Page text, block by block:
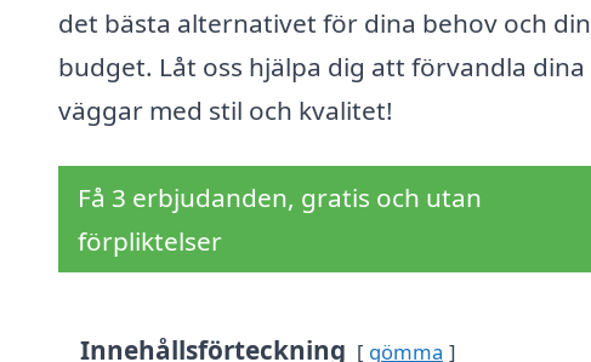
det bästa alternativet för dina behov och din
budget. Låt oss hjälpa dig att förvandla dina
väggar med stil och kvalitet!
Få 3 erbjudanden, gratis och utan
förpliktelser
Innehållsförteckning gömma